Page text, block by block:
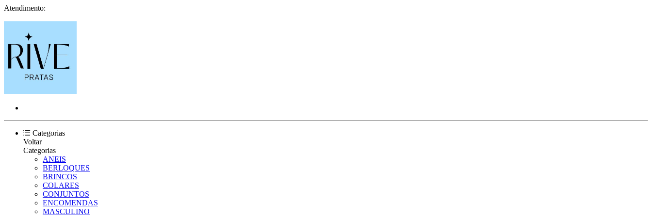
Atendimento:
Categorias
Voltar
Categorias
ANEIS
BERLOQUES
BRINCOS
COLARES
CONJUNTOS
ENCOMENDAS
MASCULINO